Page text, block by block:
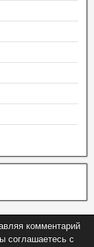
комментарий
соглашаетесь с